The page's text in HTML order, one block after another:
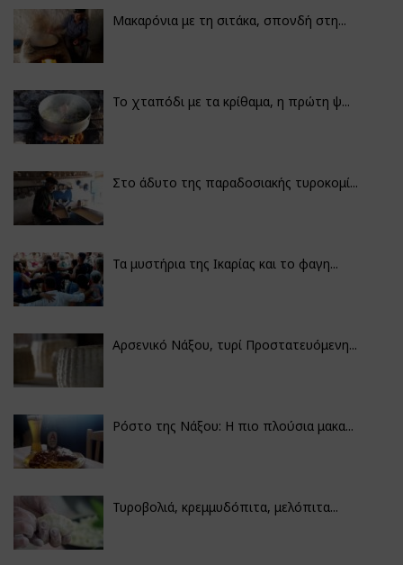
Μακαρόνια με τη σιτάκα, σπονδή στη...
Το χταπόδι με τα κρίθαμα, η πρώτη ψ...
Στο άδυτο της παραδοσιακής τυροκομί...
Τα μυστήρια της Ικαρίας και το φαγη...
Αρσενικό Νάξου, τυρί Προστατευόμενη...
Ρόστο της Νάξου: Η πιο πλούσια μακα...
Τυροβολιά, κρεμμυδόπιτα, μελόπιτα...